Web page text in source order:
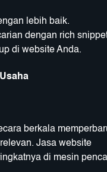
lebih baik.
dengan rich
di website Anda.
berkala
Jasa website
di mesin